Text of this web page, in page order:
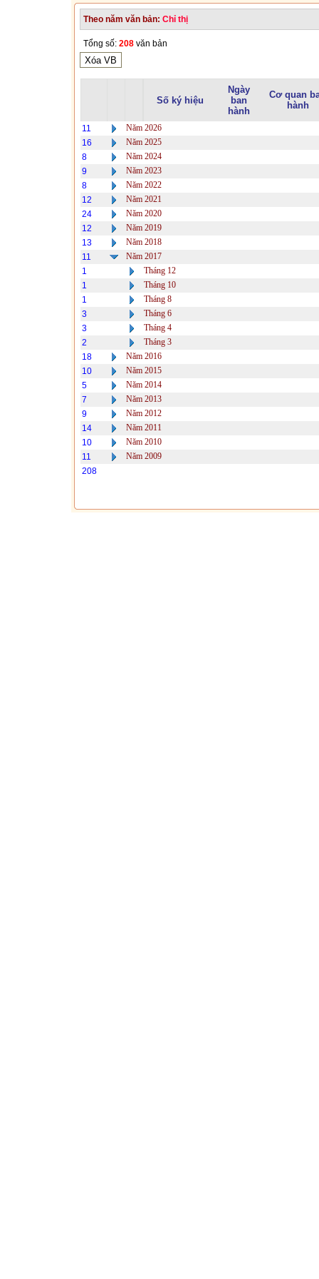
Theo năm văn bản: Chỉ thị
Tổng số: 208 văn bản
Số ký hiệu
Ngày
ban
hành
Cơ quan
hành
11
Năm 2026
16
Năm 2025
8
Năm 2024
9
Năm 2023
8
Năm 2022
12
Năm 2021
24
Năm 2020
12
Năm 2019
13
Năm 2018
11
Năm 2017
1
Tháng 12
1
Tháng 10
1
Tháng 8
3
Tháng 6
3
Tháng 4
2
Tháng 3
18
Năm 2016
10
Năm 2015
5
Năm 2014
7
Năm 2013
9
Năm 2012
14
Năm 2011
10
Năm 2010
11
Năm 2009
208